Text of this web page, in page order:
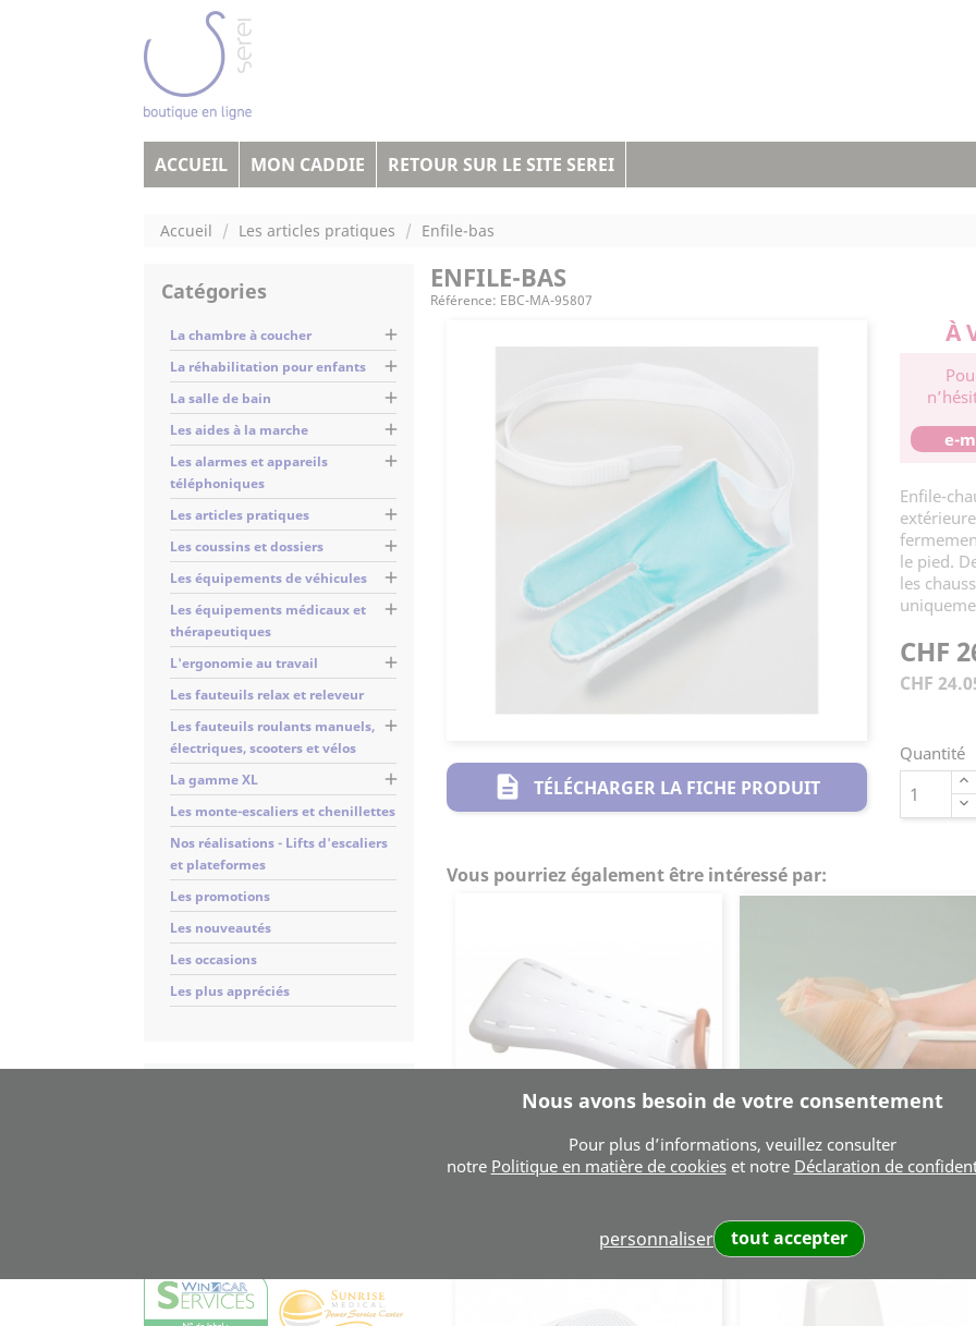
ACCUEIL MON CADDIE RETOUR SUR LE SITE SEREI
Accueil Les articles pratiques Enfile-bas
Catégories
La chambre à coucher 
La réhabilitation pour enfants 
La salle de bain 
Les aides à la marche 
Les alarmes et appareils
téléphoniques

Les articles pratiques 
Les coussins et dossiers 
Les équipements de véhicules 
Les équipements médicaux et
thérapeutiques

L'ergonomie au travail 
Les fauteuils relax et releveur
Les fauteuils roulants manuels,
électriques, scooters et vélos

La gamme XL 
Les monte-escaliers et chenillettes
Nos réalisations - Lifts d'escaliers
et plateformes
Les promotions
Les nouveautés
Les occasions
Les plus appréciés
ENFILE-BAS
Référence: EBC-MA-95807
description TÉLÉCHARGER LA FICHE PRODUIT
À
e-
Enfile-
le pied.
les
CHF
CHF
Quantité
Vous pourriez également être intéressé par:
Planche De Bain Enfile-Bas
CHF 18.50 HT
Nous avons besoin de votre consentement
Pour plus d’informations, veuillez consulter
notre Politique en matière de cookieset notre Déclaration de
personnaliser tout accepter